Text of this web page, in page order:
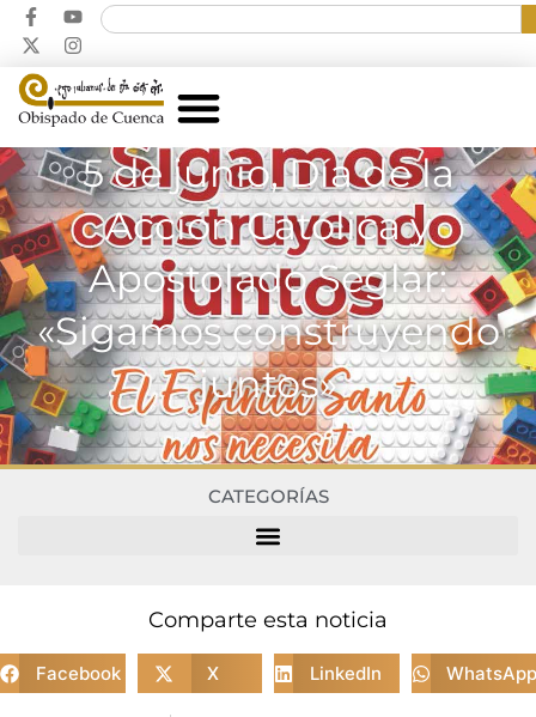
5 de junio, Día de la
Acción Católica y
Apostolado Seglar:
«Sigamos construyendo
juntos»
CATEGORÍAS
Comparte esta noticia
Facebook X LinkedIn WhatsApp